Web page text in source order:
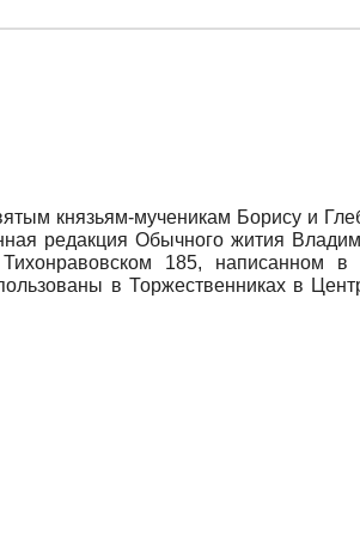
князьям-мученикам Борису и
редакция Обычного жития
185, написанном в
в Торжественниках в